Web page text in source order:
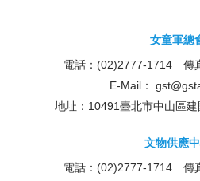
女童軍總
電話：(02)2777-1714 傳
E-Mail：
地址：10491臺北市中山區
文物供應
電話：(02)2777-1714 傳